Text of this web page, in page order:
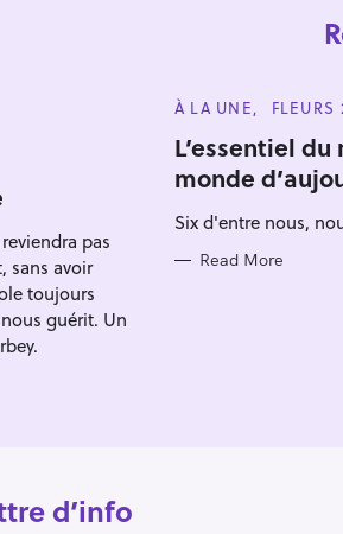
pas
sans avoir
toujours
guérit. Un
C
T
E
G
O
I
S
À LA UNE FLEURS
L’essentiel
monde
Six d'entre nous,
Read More
d’info